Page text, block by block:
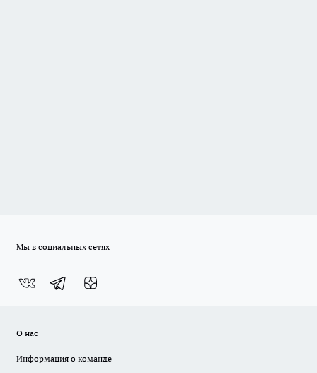
Мы в социальных сетях
О нас
Информация о команде